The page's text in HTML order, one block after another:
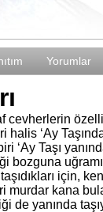
Yorumlar
cevherlerin
‘Ay
‘Ay Taşı
için,
murdar kana
de yanında